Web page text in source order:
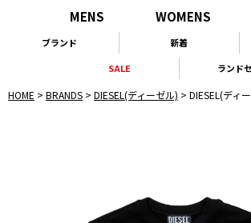
MENS WOMENS
ブランド 新着
SALE
ランド
HOME BRANDS DIESEL(ディーゼル) DIESEL(ディ